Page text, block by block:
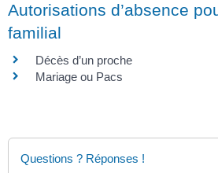
Autorisations d’absence
familial
Décès d’un proche
Mariage ou Pacs
Questions ? Réponses !